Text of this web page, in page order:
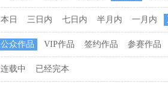
本日 三日内 七日内 半月内 一月内
公众作品 VIP作品 签约作品 参赛作品
连载中 已经完本